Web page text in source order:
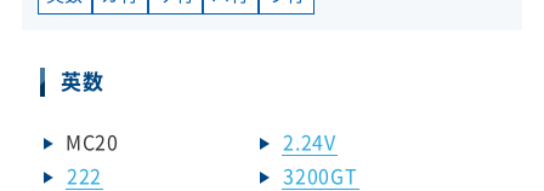
英数
MC20
2.24V
222
3200GT